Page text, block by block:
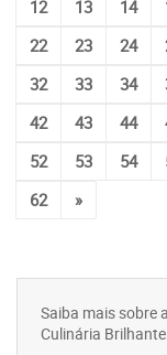
12
13 14
22
23 24
32
33 34
42
43 44
52
53 54
62
»
Saiba mais sobre a
Culinária